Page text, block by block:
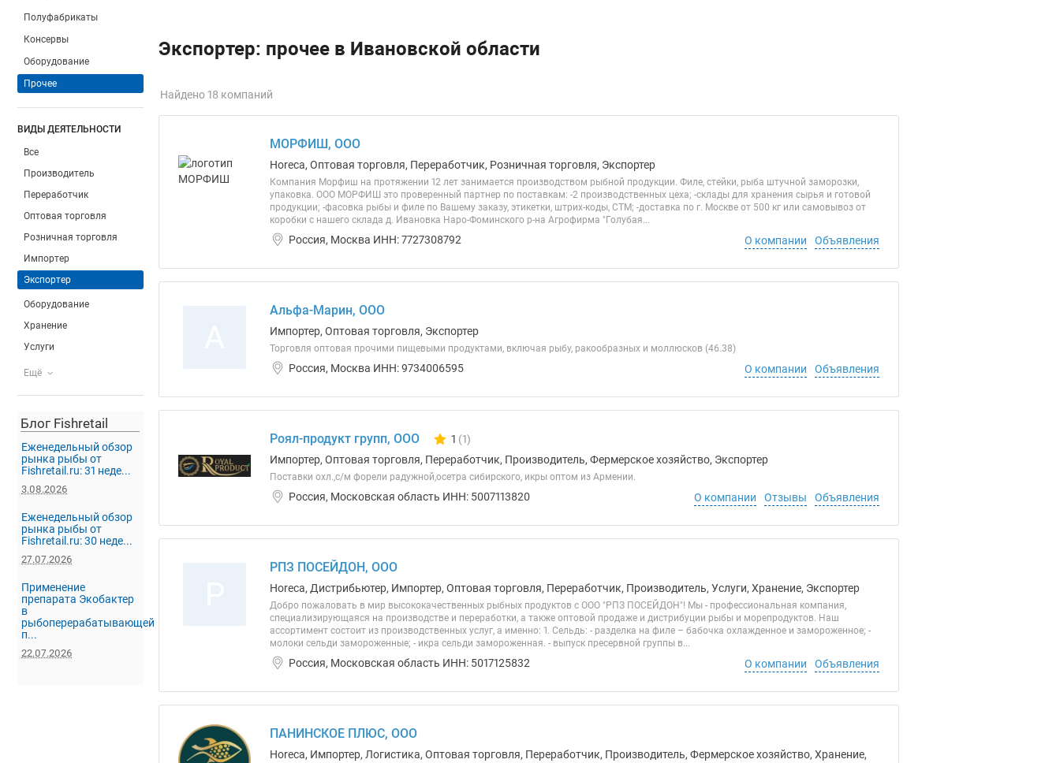
Полуфабрикаты
Консервы
Оборудование
Прочее
ВИДЫ ДЕЯТЕЛЬНОСТИ
Все
Производитель
Переработчик
Оптовая торговля
Розничная торговля
Импортер
Экспортер
Оборудование
Хранение
Услуги
Ещё
Блог Fishretail
Еженедельный обзор
рынка рыбы от
Fishretail.ru: 31 неде...
3.08.2026
Еженедельный обзор
рынка рыбы от
Fishretail.ru: 30 неде...
27.07.2026
Применение
препарата Экобактер
в
рыбоперерабатывающей
п...
22.07.2026
Экспортер: прочее в Ивановской области
Найдено 18 компаний
МОРФИШ, ООО
Horeca, Оптовая торговля, Переработчик, Розничная торговля, Экспортер
Компания Морфиш на протяжении 12 лет занимается производством рыбной продукции. Филе, стейки, рыба штучной заморозки,
упаковка. ООО МОРФИШ это проверенный партнер по поставкам: -2 производственных цеха; -склады для хранения сырья и готовой
продукции; -фасовка рыбы и филе по Вашему заказу, этикетки, штрих-коды, СТМ; -доставка по г. Москве от 500 кг или самовывоз от
коробки с нашего склада д. Ивановка Наро-Фоминского р-на Агрофирма "Голубая...
Россия, Москва ИНН: 7727308792 О компании Объявления
Альфа-Марин, ООО
Импортер, Оптовая торговля, Экспортер
Торговля оптовая прочими пищевыми продуктами, включая рыбу, ракообразных и моллюсков (46.38)
Россия, Москва ИНН: 9734006595 О компании Объявления
Роял-продукт групп, ООО Количество отзывов у компании всего и сегодня
1 (1)
Импортер, Оптовая торговля, Переработчик, Производитель, Фермерское хозяйство, Экспортер
Поставки охл.,с/м форели радужной,осетра сибирского, икры оптом из Армении.
Россия, Московская область ИНН: 5007113820 О компании Отзывы Объявления
РПЗ ПОСЕЙДОН, ООО
Horeca, Дистрибьютер, Импортер, Оптовая торговля, Переработчик, Производитель, Услуги, Хранение, Экспортер
Добро пожаловать в мир высококачественных рыбных продуктов с ООО "РПЗ ПОСЕЙДОН"! Мы - профессиональная компания,
специализирующаяся на производстве и переработки, а также оптовой продаже и дистрибуции рыбы и морепродуктов. Наш
ассортимент состоит из производственных услуг, а именно: 1. Сельдь: - разделка на филе – бабочка охлажденное и замороженное; -
молоки сельди замороженные; - икра сельди замороженная. - выпуск пресервной группы в...
Россия, Московская область ИНН: 5017125832 О компании Объявления
ПАНИНСКОЕ ПЛЮС, ООО
Horeca, Импортер, Логистика, Оптовая торговля, Переработчик, Производитель, Фермерское хозяйство, Хранение,